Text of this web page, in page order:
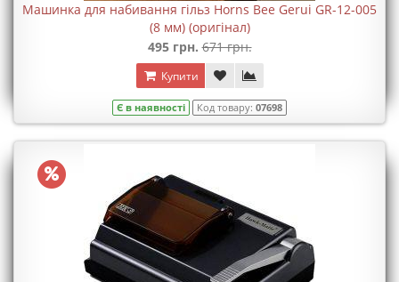
Машинка для набивання гільз Horns Bee Gerui GR-12-005
(8 мм) (оригінал)
495 грн. 671 грн.
Купити
Є в наявності Код товару: 07698